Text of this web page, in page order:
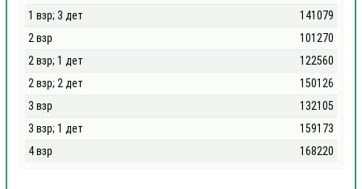
1 взр; 3 дет
141079
2 взр
101270
2 взр; 1 дет
122560
2 взр; 2 дет
150126
3 взр
132105
3 взр; 1 дет
159173
4 взр
168220